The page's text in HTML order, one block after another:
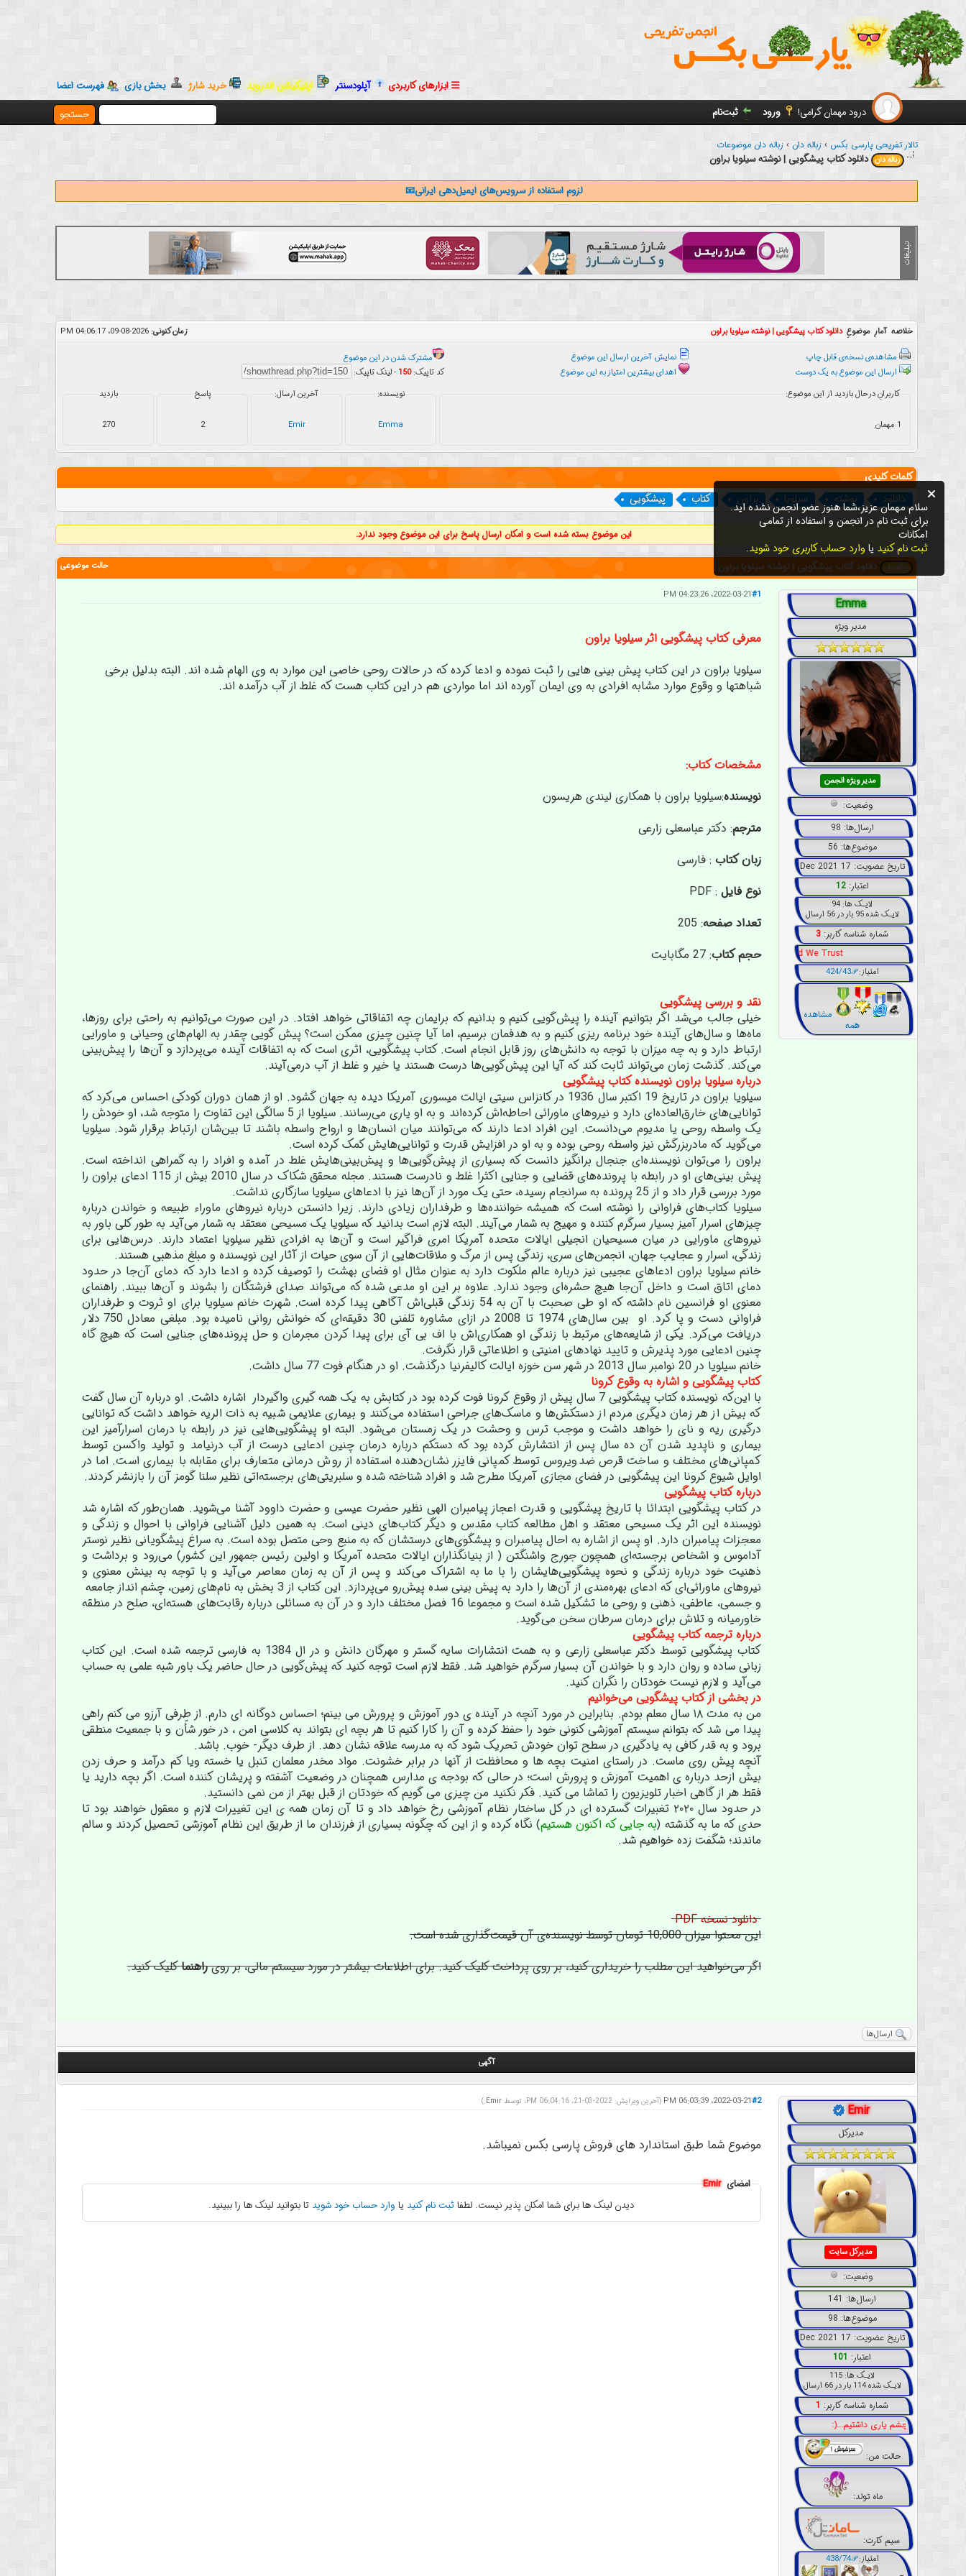
ابزارهای کاربردی آپلودسنتر اپلیکیشن اندروید خرید شارژ بخش بازی
فهرست اعضا
درود مهمان گرامی!
ورود ثبت‌نام
سلام مهمان عزیز،شما هنوز عضو انجمن نشده اید.
برای ثبت نام در انجمن و استفاده از تمامی
امکانات
ثبت نام کنیدیاوارد حساب کاربری خود شوید.
تالار تفریحی پارسی بکس › زباله دان › زباله دان موضوعات
زباله دان دانلود کتاب پیشگویی | نوشته سیلویا براون
لزوم استفاده از سرویس‌های ایمیل‌دهی ایرانی📧
خلاصه آمارِ موضوعِدانلود کتاب پیشگویی | نوشته سیلویا براون زمان کنونی: 2026-08-09، 04:06:17 PM
مشاهده‌ی نسخه‌ی قابل چاپ
ارسال این موضوع به یک دوست
نمایش آخرین ارسال این موضوع
اهدای بیشترین امتیاز به این موضوع
مشترک شدن در این موضوع
کد تاپیک:150 - لینک تاپیک:
کاربرانِ درحال بازدید از این موضوع:
1 مهمان
نویسنده:
Emma
آخرین ارسال:
Emir
پاسخ
2
بازدید
270
کلمات کلیدی
دانلود نوشته سیلویا براون کتاب پیشگویی
این موضوع بسته شده است و امکان ارسال پاسخ برای این موضوع وجود ندارد.
حالت موضوعی زباله دان دانلود کتاب پیشگویی | نوشته سیلویا براون
Emma
مدیر ویژه
مدیر ویژه انجمن
وضعیت:
ارسال‌ها: 98
موضوع‌ها: 56
تاریخ عضویت: 17 Dec 2021
اعتبار:12
لایـک ها: 94
لایـک شده 95 بار در 56 ارسال
شماره شناسه کاربر: 3
In God We Trust
امتیاز:424/43𝒫
مشاهده
همه
#12022-03-21، 04:23:26 PM
معرفی کتاب پیشگویی اثر سیلویا براون
سیلویا براون در این کتاب پیش بینی هایی را ثبت نموده و ادعا کرده که در حالات روحی خاصی این موارد به وی الهام شده اند. البته بدلیل برخی
شباهتها و وقوع موارد مشابه افرادی به وی ایمان آورده اند اما مواردی هم در این کتاب هست که غلط از آب درآمده اند.
مشخصات کتاب:
نویسنده:سیلویا براون با همکاری لیندی هریسون
مترجم: دکتر عباسعلی زارعی
زبان کتاب : فارسی
نوع فايل : PDF
تعداد صفحه: 205
حجم کتاب: 27 مگابایت
نقد و بررسی پیشگویی
خیلی جالب می‌شد اگر بتوانیم آینده را پیش‌گویی کنیم و بدانیم که برایمان چه اتفاقاتی خواهد افتاد. در این صورت می‌توانیم به راحتی برای روزها،
ماه‌ها و سال‌های آینده خود برنامه ریزی کنیم و به هدفمان برسیم، اما آیا چنین چیزی ممکن است؟ پیش گویی چقدر به الهام‌های وحیانی و ماورایی
ارتباط دارد و به چه میزان با توجه به دانش‌های روز قابل انجام است. کتاب پیشگویی، اثری است که به اتفاقات آینده می‌پردازد و آن‌ها را پیش‌بینی
می‌کند. گذشت زمان می‌تواند ثابت کند که آیا این پیش‌گویی‌ها درست هستند یا خیر و غلط از آب درمی‌آیند.
درباره سیلویا براون نویسنده کتاب پیشگویی
سیلویا براون در تاریخ 19 اکتبر سال 1936 در کانزاس سیتی ایالت میسوری آمریکا دیده به جهان گشود. او از همان دوران کودکی احساس می‌کرد که
توانایی‌های خارق‌العاده‌ای دارد و نیروهای ماورائی احاطه‌اش کرده‌اند و به او یاری می‌رسانند. سیلویا از 5 سالگی این تفاوت را متوجه شد، او خودش را
یک واسطه روحی یا مدیوم می‌دانست. این افراد ادعا دارند که می‌توانند میان انسان‌ها و ارواح واسطه باشند تا بین‌شان ارتباط برقرار شود. سیلویا
می‌گوید که مادربزرگش نیز واسطه روحی بوده و به او در افزایش قدرت و توانایی‌هایش کمک کرده است.
براون را می‌توان نویسنده‌ای جنجال برانگیز دانست که بسیاری از پیش‌گویی‌ها و پیش‌بینی‌هایش غلط در آمده و افراد را به گمراهی انداخته است.
پیش بینی‌های او در رابطه با پرونده‌های قضایی و جنایی اکثرا غلط و نادرست هستند. مجله محقق شکاک در سال 2010 بیش از 115 ادعای براون را
مورد بررسی قرار داد و از 25 پرونده به سرانجام رسیده، حتی یک مورد از آن‌ها نیز با ادعاهای سیلویا سازگاری نداشت.
سیلویا کتاب‌های فراوانی را نوشته است که همیشه خواننده‌ها و طرفداران زیادی دارند. زیرا دانستن درباره نیروهای ماوراء طبیعه و خواندن درباره
چیزهای اسرار آمیز بسیار سرگرم کننده و مهیج به شمار می‌آیند. البته لازم است بدانید که سیلویا یک مسیحی معتقد به شمار می‌آید به طور کلی باور به
نیروهای ماورایی در میان مسیحیان انجیلی ایالات متحده آمریکا امری فراگیر است و آن‌ها به افرادی نظیر سیلویا اعتماد دارند. درس‌هایی برای
زندگی، اسرار و عجایب جهان، انجمن‌های سری، زندگی پس از مرگ و ملاقات‌هایی از آن سوی حیات از آثار این نویسنده و مبلغ مذهبی هستند.
خانم سیلویا براون ادعاهای عجیبی نیز درباره عالم ملکوت دارد به عنوان مثال او فضای بهشت را توصیف کرده و ادعا دارد که دمای آن‌جا در حدود
دمای اتاق است و داخل آن‌جا هیچ حشره‌ای وجود ندارد. علاوه بر این او مدعی شده که می‌تواند صدای فرشتگان را بشوند و آن‌ها ببیند. راهنمای
معنوی او فرانسین نام داشته که او طی صحبت با آن به 54 زندگی قبلی‌اش آگاهی پیدا کرده است. شهرت خانم سیلویا برای او ثروت و طرفداران
فراوانی دست و پا کرد. او بین سال‌های 1974 تا 2008 در ازای مشاوره تلفنی‌ 30 دقیقه‌ای که خوانش روانی نامیده بود. مبلغی معادل 750 دلار
دریافت می‌کرد. یکی از شایعه‌های مرتبط با زندگی او همکاری‌اش با اف بی آی برای پیدا کردن مجرمان و حل پرونده‌های جنایی است که هیچ گاه
چنین ادعایی مورد پذیرش و تایید نهادهای امنیتی و اطلاعاتی قرار نگرفت.
خانم سیلویا در 20 نوامبر سال 2013 در شهر سن خوزه ایالت کالیفرنیا درگذشت. او در هنگام فوت 77 سال داشت.
کتاب پیشگویی و اشاره به وقوع کرونا
با این‌که نویسنده کتاب پیشگویی 7 سال پیش از وقوع کرونا فوت کرده بود در کتابش به یک همه گیری واگیردار اشاره داشت. او درباره آن سال گفت
که بیش از هر زمان دیگری مردم از دستکش‌ها و ماسک‌های جراحی استفاده می‌کنند و بیماری علایمی شبیه به ذات الریه خواهد داشت که توانایی
درگیری ریه و نای را خواهد داشت و موجب ترس و وحشت در یک زمستان می‌شود. البته او پیشگویی‌هایی نیز در رابطه با درمان اسرارآمیز این
بیماری و ناپدید شدن آن ده سال پس از انتشارش کرده بود که دستکم درباره درمان چنین ادعایی درست از آب درنیامد و تولید واکسن توسط
کمپانی‌های مختلف و ساخت قرص ضدویروس توسط کمپانی فایزر نشان‌دهنده استفاده از روش درمانی متعارف برای مقابله با بیماری است. اما در
اوایل شیوع کرونا این پیشگویی در فضای مجازی آمریکا مطرح شد و افراد شناخته شده و سلبریتی‌های برجسته‌اتی نظیر سلنا گومز آن را بازنشر کردند.
درباره کتاب پیشگویی
در کتاب پیشگویی ابتدائا با تاریخ پیشگویی و قدرت اعجاز پیامبران الهی نظیر حضرت عیسی و حضرت داوود آشنا می‌شوید. همان‌طور که اشاره شد
نویسنده این اثر یک مسیحی معتقد و اهل مطالعه کتاب مقدس و دیگر کتاب‌های دینی است. به همین دلیل آشنایی فراوانی با احوال و زندگی و
معجزات پیامبران دارد. او پس از اشاره به احال پیامبران و پیشگوی‌های درستشان که به منبع وحی متصل بوده است. به سراغ پیشگویانی نظیر نوستر
آداموس و اشخاص برجسته‌ای همچون جورج واشنگتن ( از بنیانگذاران ایالات متحده آمریکا و اولین رئیس جمهور این کشور) می‌رود و برداشت و
ذهنیت خود درباره زندگی و نحوه پیشگویی‌هایشان را با ما به اشتراک می‌کند و پس از آن به زمان معاصر می‌آید و با توجه به بینش معنوی و
نیروهای ماورائی‌ای که ادعای بهره‌مندی از آن‌ها را دارد به پیش بینی سده پیش‌رو می‌پردازد. این کتاب از 3 بخش به نام‌های زمین، چشم انداز جامعه
و جسمی، عاطفی، ذهنی و روحی ما تشکیل شده است و مجموعا 16 فصل مختلف دارد و در آن به مسائلی درباره رقابت‌های هسته‌ای، صلح در منطقه
خاورمیانه و تلاش برای درمان سرطان سخن می‌گوید.
درباره ترجمه کتاب پیشگویی
کتاب پیشگویی توسط دکتر عباسعلی زارعی و به همت انتشارات سایه گستر و مهرگان دانش و در ال 1384 به فارسی ترجمه شده است. این کتاب
زبانی ساده و روان دارد و با خواندن آن بسیار سرگرم خواهید شد. فقط لازم است توجه کنید که پیش‌گویی در حال حاضر یک باور شبه علمی به حساب
می‌آید و لازم نیست خودتان را نگران کنید.
در بخشی از کتاب پیشگویی می‌خوانیم
من به مدت ۱۸ سال معلم بودم. بنابراین در مورد آنچه در آینده ی دور آموزش و پرورش می بینم؛ احساس دوگانه ای دارم. از طرفی آرزو می کنم راهی
پیدا می شد که بتوانم سیستم آموزشی کنونی خود را حفظ کرده و آن را کارا کنیم تا هر بچه ای بتواند به کلاسی امن ، در خور شأّن و با جمعیت منطقی
برود و به قدر کافی به یادگیری در سطح توان خودش تحریک شود که به مدرسه علاقه نشان دهد. از طرف دیگر- خوب. باشد.
آنچه پیش روی ماست. در راستای امنیت بچه ها و محافظت از آنها در برابر خشونت. مواد مخدر معلمان تنبل یا خسته ویا کم درآمد و حرف زدن
بیش ازحد درباره ی اهمیت آموزش و پرورش است؛ در حالی که بودجه ی مدارس همچنان در وضعیت آشفته و پریشان کننده است. اگر بچه دارید یا
فقط هر از گاهی اخبار تلویزیون را تماشا می کنید. فکر نکنید من چیزی می گویم که خودتان از قبل بهتر از من نمی دانستید.
در حدود سال ۲۰۲۰ تغبیرات گسترده ای در کل ساختار نظام آموزشی رخ خواهد داد و تا آن زمان همه ی این تغییرات لازم و معقول خواهند بود تا
حدی که ما به گذشته (به جایی که اکنون هستیم) نگاه کرده و از این که چگونه بسیاری از فرزندان ما از طریق این نظام آموزشی تحصیل کردند و سالم
ماندند؛ شگفت زده خواهیم شد.
دانلود نسخه PDF
این محتوا میزان 10,000 تومان توسط نویسنده‌ی آن قیمت‌گذاری شده است.
اگر می‌خواهید این مطلب را خریداری کنید، بر روی پرداخت کلیک کنید. برای اطلاعات بیشتر در مورد سیستم مالی، بر رویراهنماکلیک کنید.
ارسال‌ها
آگهی
Emir
مدیرکل
مدیرکل سایت
وضعیت:
ارسال‌ها: 141
موضوع‌ها: 98
تاریخ عضویت: 17 Dec 2021
اعتبار: 101
لایـک ها: 115
لایـک شده 114 بار در 66 ارسال
شماره شناسه کاربر: 1
چشم یاری داشتیم...(:
حالت من:
ماه تولد:
سیم کارت:
امتیاز:438/74𝒫
#22022-03-21، 06:03:39 PM (آخرین ویرایش: 2022-03-21، 06:04:16 PM، توسط Emir
.)
موضوع شما طبق استاندارد های فروش پارسی بکس نمیباشد.
امضای Emir
دیدن لینک ها برای شما امکان پذیر نیست. لطفاثبت نام کنید یا وارد حساب خود شوید تا بتوانید لینک ها را ببینید.